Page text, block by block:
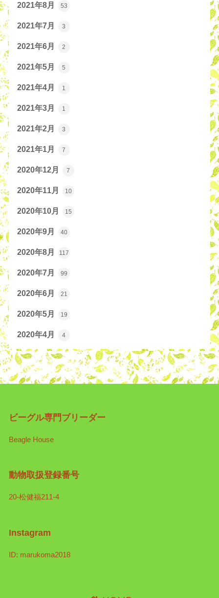
2021年8月 53
2021年7月 3
2021年6月 2
2021年5月 5
2021年4月 1
2021年3月 1
2021年2月 3
2021年1月 7
2020年12月 7
2020年11月 10
2020年10月 15
2020年9月 40
2020年8月 117
2020年7月 99
2020年6月 21
2020年5月 19
2020年4月 4
ビーグル専門ブリーダー
Beagle House
動物取扱登録番号
20-松健福211-4
Instagram
ID: marukoma2018